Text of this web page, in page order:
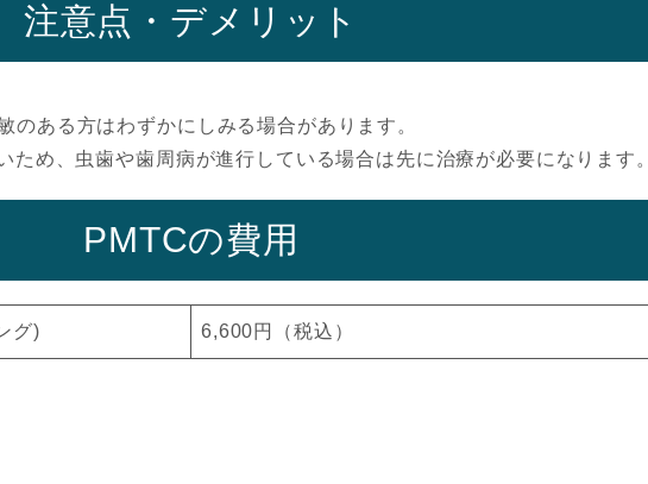
注意点・デメリット
のある方はわずかにしみる場合があります。
ため、虫歯や歯周病が進行している場合は先に治療が必要になります。
PMTCの費用
グ) 6,600円（税込）